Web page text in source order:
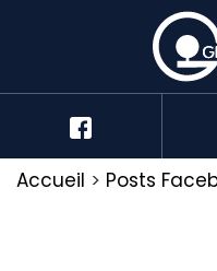
Accueil > Posts